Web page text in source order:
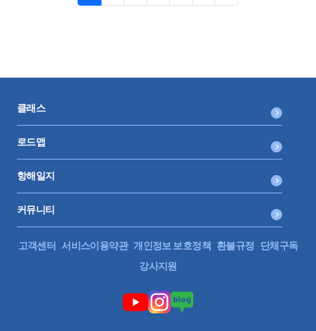
클래스
로드맵
항해일지
커뮤니티
고객센터 서비스이용약관 개인정보 보호정책 환불규정
단체구독
강사지원